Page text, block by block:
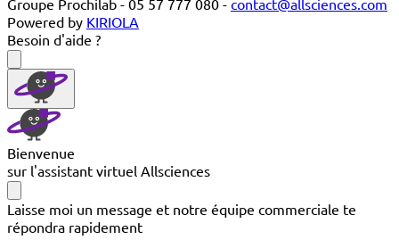
Powered by KIRIOLA
Besoin d'aide ?
Bienvenue
sur l'assistant virtuel Allsciences
Laisse moi un message et notre équipe commerciale te
répondra rapidement